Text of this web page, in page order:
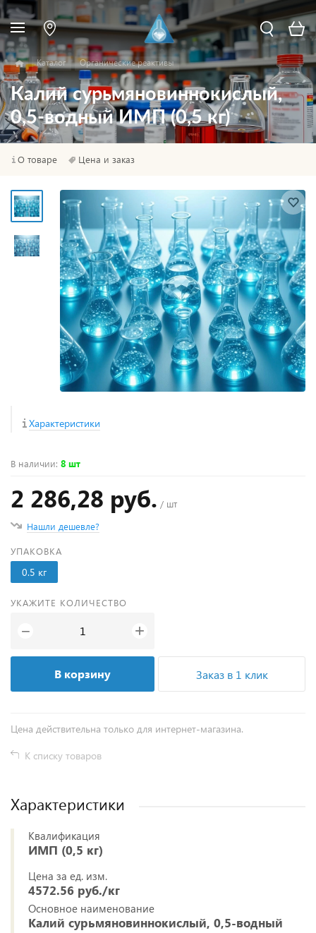
Каталог Органические реактивы
Калий сурьмяновиннокислый,
0,5-водный ИМП (0,5 кг)
О товаре Цена и заказ
Характеристики
В наличии: 8 шт
2 286,28 руб. / шт
Нашли дешевле?
УПАКОВКА
0.5 кг
УКАЖИТЕ КОЛИЧЕСТВО
− +
В корзину Заказ в 1 клик
Цена действительна только для интернет-магазина.
К списку товаров
Характеристики
Квалификация
ИМП (0,5 кг)
Цена за ед. изм.
4572.56 руб./кг
Основное наименование
Калий сурьмяновиннокислый, 0,5-водный